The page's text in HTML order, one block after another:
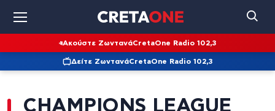
Ακούστε ΖωντανάCretaOne Radio 102,3
Δείτε ΖωντανάCretaOne Radio 102,3
CHAMPIONS LEAGUE